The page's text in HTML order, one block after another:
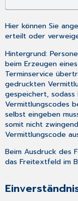
Hier können Sie
erteilt oder
Hintergrund:
beim Erzeugen
Terminservice
gedruckten
gespeichert, sodass
Vermittlungscodes
selbst eingeben
somit nicht
Vermittlungscode
Beim Ausdruck des
das Freitextfeld im